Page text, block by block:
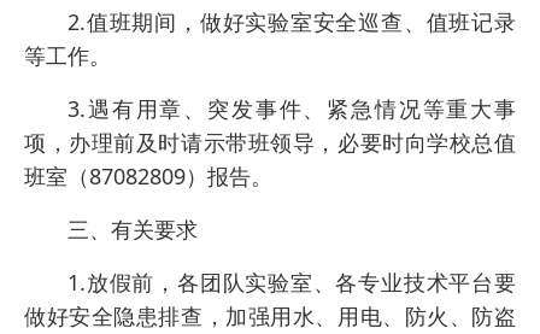
2.值班期间，做好实验室安全巡查、值班记录
等工作。
3.遇有用章、突发事件、紧急情况等重大事
项，办理前及时请示带班领导，必要时向学校总值
班室（87082809）报告。
三、有关要求
1.放假前，各团队实验室、各专业技术平台要
做好安全隐患排查，加强用水、用电、防火、防盗